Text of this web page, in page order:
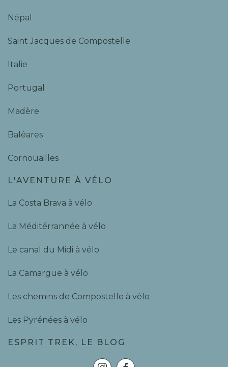
Népal
Saint Jacques de Compostelle
Italie
Portugal
Madère
Baléares
Cornouailles
L'AVENTURE À VÉLO
La Costa Brava à vélo
La Méditérrannée à vélo
Le canal du Midi à vélo
La Camargue à vélo
Les chemins de Compostelle à vélo
Les Pyrénées à vélo
ESPRIT TREK, LE BLOG